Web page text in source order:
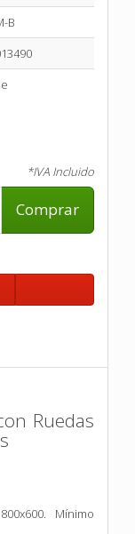
B
*IVA Incluido
Comprar
Ruedas
Mínimo